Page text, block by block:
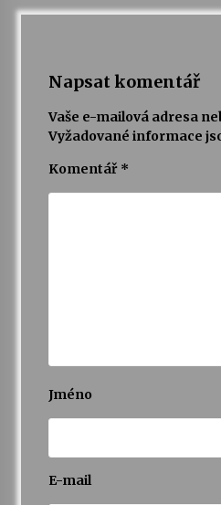
14. 7. 2026
odkaz Josefa Čapka
Želiv
Napsat komentář
Vaše e-mailová adresa
Vyžadované informace
Komentář *
Jméno
E-mail